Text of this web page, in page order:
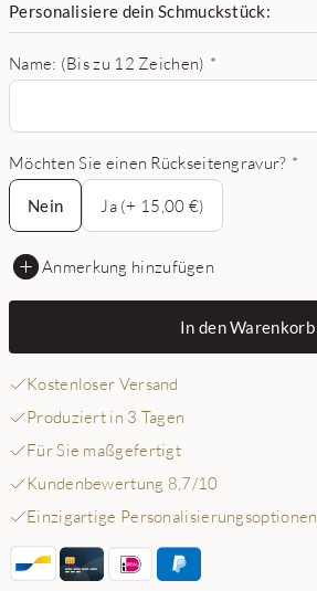
Personalisiere dein Schmuckstück:
Name: (Bis zu 12 Zeichen) *
Möchten Sie einen Rückseitengravur? *
Nein
Nein
Ja (+ 15,00 €)
Anmerkung hinzufügen
In den Warenkorb
Kostenloser Versand
Produziert in 3 Tagen
Für Sie maßgefertigt
Kundenbewertung 8,7/10
Einzigartige Personalisierungsoptionen